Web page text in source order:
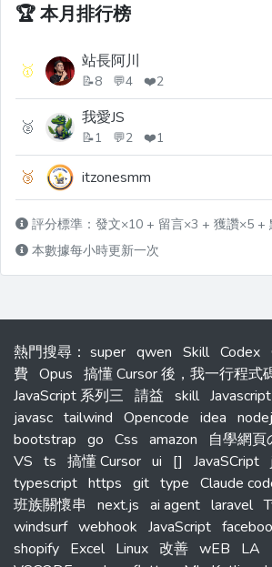
🏆本月排行榜
🥇 站長阿川
📝8 💬4 ❤️2
🥈 我愛JS
📝1 💬2 ❤️1
🥉 itzonesmm
評分標準：發文×10 + 留言×3 + 獲讚×5 +
本數據每小時更新一次
熱門搜尋 ： super qwen Skill Codex
費 Opus 搞懂 Cursor 後，我一行程式
JavaScript 系列三 請益 skill Javascript
javasc tailwind Opencode idea
bootstrap go Css amazon 自學網
VS ts 搞懂 Cursor ui [] JavaSCript
typescript https git type Claude
班族關懷串
next.js ai agent laravel
windsurf webhook JavaScript
shopify Excel Linux 改善 wEB LA